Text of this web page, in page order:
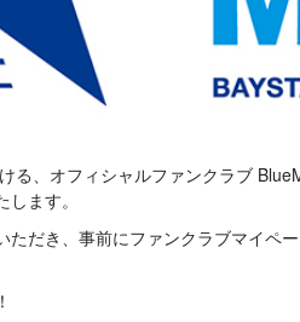
る、オフィシャルファンクラブ
ます。
だき、事前にファンクラブマイペ